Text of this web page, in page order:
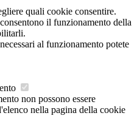
quali cookie consentire.
il funzionamento della
al funzionamento potete
non possono essere
nella pagina della cookie